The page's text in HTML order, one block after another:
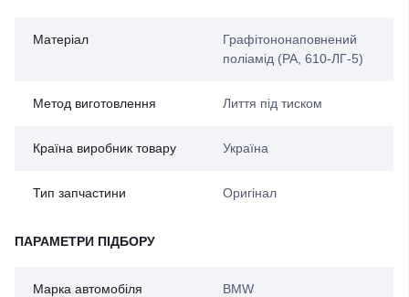
Матеріал
Графітононаповнений
поліамід (PA, 610-ЛГ-5)
Метод виготовлення Лиття під тиском
Країна виробник товару Україна
Тип запчастини Оригінал
ПАРАМЕТРИ ПІДБОРУ
Марка автомобіля BMW